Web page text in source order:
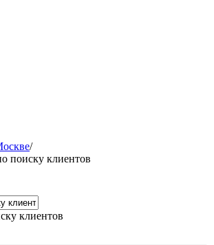
/
поиску клиентов
клиентов